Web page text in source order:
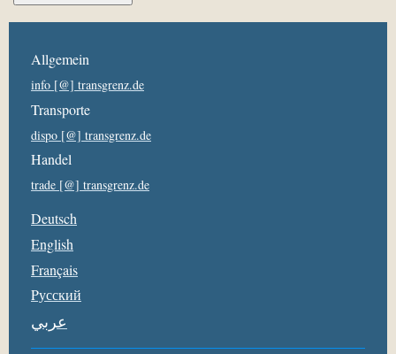
Allgemein
info [@] transgrenz.de
Transporte
dispo [@] transgrenz.de
Handel
trade [@] transgrenz.de
Deutsch
English
Français
Pусский
عربي